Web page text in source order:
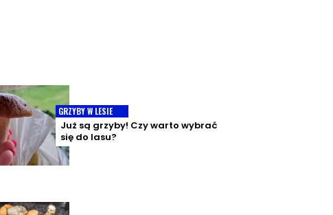
GRZYBY W LESIE
Już są grzyby! Czy warto wybrać
się do lasu?